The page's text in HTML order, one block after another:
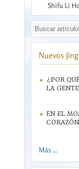
Shifu Li
Nuevos
¿POR
LA
EN EL
Más ...